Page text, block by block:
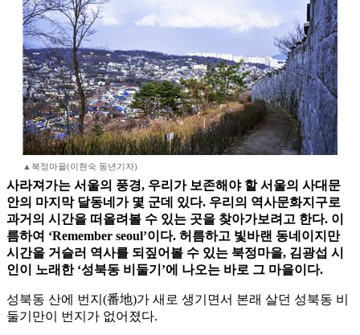
▲북정마을(이현숙 동년기자)
사라져가는 서울의 풍경, 우리가 보존해야 할 서울의 사대문
안의 마지막 달동네가 몇 군데 있다. 우리의 역사문화지구로
과거의 시간을 떠올려볼 수 있는 곳을 찾아가보려고 한다. 이
름하여 ‘Remember seoul’이다. 허름하고 빛바랜 동네이지만
시간을 거슬러 역사를 되짚어볼 수 있는 북정마을, 김광섭 시
인이 노래한 ‘성북동 비둘기’에 나오는 바로 그 마을이다.
성북동 산에 번지(番地)가 새로 생기면서 본래 살던 성북동 비
둘기만이 번지가 없어졌다.